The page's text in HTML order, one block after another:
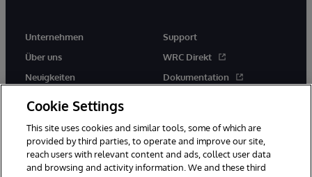
Unternehmen
Über uns
Neuigkeiten
Support
WRC Direkt
Dokumentation
Cookie Settings
This site uses cookies and similar tools, some of which are
provided by third parties, to operate and improve our site,
reach users with relevant content and ads, collect user data
and browsing and activity information. We and these third